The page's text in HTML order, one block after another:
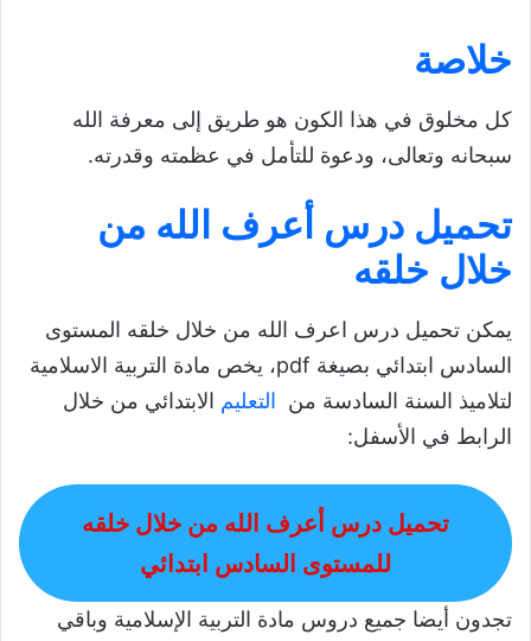
خلاصة
كل مخلوق في هذا الكون هو طريق إلى معرفة الله
سبحانه وتعالى، ودعوة للتأمل في عظمته وقدرته.
تحميل درس أعرف الله من
خلال خلقه
يمكن تحميل درس اعرف الله من خلال خلقه المستوى
السادس ابتدائي بصيغة pdf، يخص مادة التربية الاسلامية
لتلاميذ السنة السادسة من التعليم الابتدائي من خلال
الرابط في الأسفل:
تحميل درس أعرف الله من خلال خلقه
للمستوى السادس ابتدائي
تجدون أيضا جميع دروس مادة التربية الإسلامية وباقي